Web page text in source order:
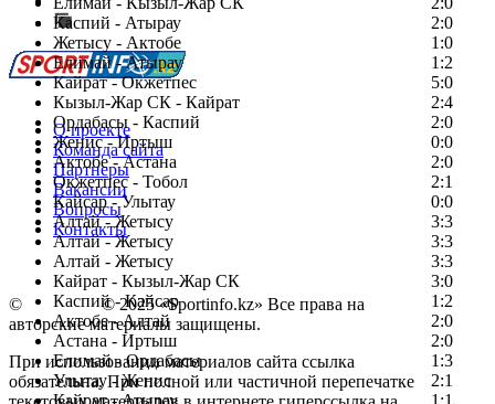
Каспий - Атырау
2:0
Жетысу - Актобе
1:0
Елимай - Атырау
1:2
Кайрат - Окжетпес
5:0
Кызыл-Жар СК - Кайрат
2:4
Ордабасы - Каспий
2:0
Женис - Иртыш
0:0
Актобе - Астана
2:0
Окжетпес - Тобол
2:1
Кайсар - Улытау
0:0
Алтай - Жетысу
3:3
Алтай - Жетысу
3:3
Алтай - Жетысу
3:3
Кайрат - Кызыл-Жар СК
3:0
Каспий - Кайсар
1:2
Актобе - Алтай
2:0
Астана - Иртыш
2:0
Елимай - Ордабасы
1:3
Улытау - Женис
2:1
Перейти на старый сайт
О проекте
Команда сайта
Партнеры
Вакансии
Вопросы
Контакты
© Copyright© 2025 «Sportinfo.kz» Все права на
авторские материалы защищены.
При использовании материалов сайта ссылка
обязательна. При полной или частичной перепечатке